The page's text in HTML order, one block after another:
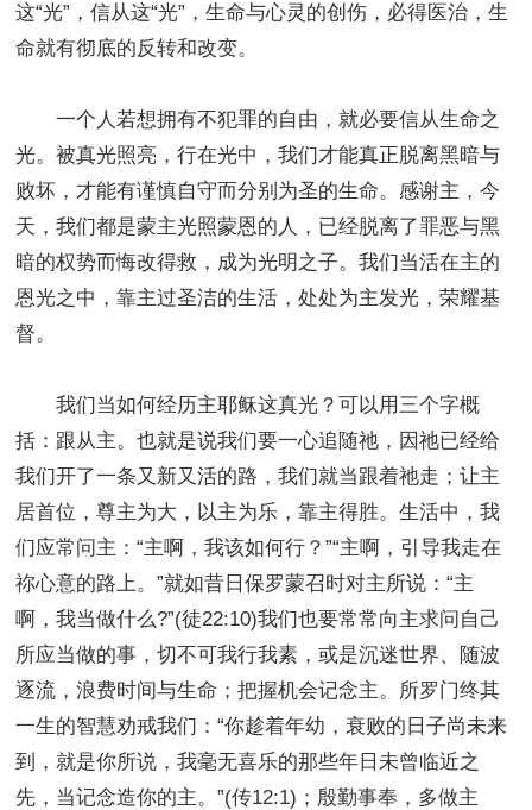
这“光”，信从这“光”，生命与心灵的创伤，必得医治，生
命就有彻底的反转和改变。
一个人若想拥有不犯罪的自由，就必要信从生命之
光。被真光照亮，行在光中，我们才能真正脱离黑暗与
败坏，才能有谨慎自守而分别为圣的生命。感谢主，今
天，我们都是蒙主光照蒙恩的人，已经脱离了罪恶与黑
暗的权势而悔改得救，成为光明之子。我们当活在主的
恩光之中，靠主过圣洁的生活，处处为主发光，荣耀基
督。
我们当如何经历主耶稣这真光？可以用三个字概
括：跟从主。也就是说我们要一心追随祂，因祂已经给
我们开了一条又新又活的路，我们就当跟着祂走；让主
居首位，尊主为大，以主为乐，靠主得胜。生活中，我
们应常问主：“主啊，我该如何行？”“主啊，引导我走在
祢心意的路上。”就如昔日保罗蒙召时对主所说：“主
啊，我当做什么?”(徒22:10)我们也要常常向主求问自己
所应当做的事，切不可我行我素，或是沉迷世界、随波
逐流，浪费时间与生命；把握机会记念主。所罗门终其
一生的智慧劝戒我们：“你趁着年幼，衰败的日子尚未来
到，就是你所说，我毫无喜乐的那些年日未曾临近之
先，当记念造你的主。”(传12:1)；殷勤事奉，多做主